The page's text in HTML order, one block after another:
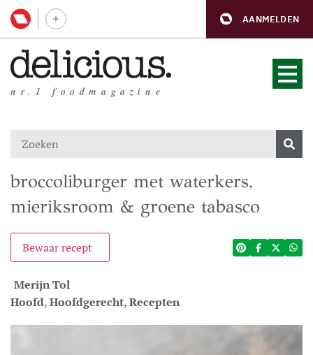
AANMELDEN
nr.1 foodmagazine
broccoliburger met waterkers,
mieriksroom & groene tabasco
Bewaar recept
Merijn Tol
Hoofd,Hoofdgerecht,Recepten